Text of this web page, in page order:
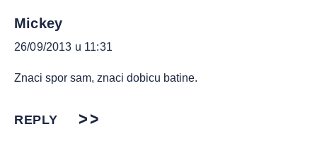
Mickey
26/09/2013 u 11:31
Znaci spor sam, znaci dobicu batine.
REPLY